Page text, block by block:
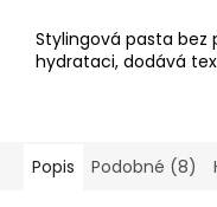
Stylingová pasta bez
hydrataci, dodává
Popis Podobné (8)